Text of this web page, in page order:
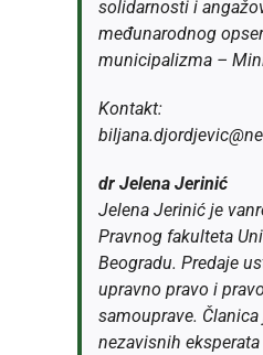
solidarnosti i
međunarodnog
municipalizma –
Kontakt:
dr Jelena Jerinić
Jelena Jerinić je
Pravnog fakulteta
Beogradu. Predaje
upravno pravo i
samouprave. Članica
nezavisnih